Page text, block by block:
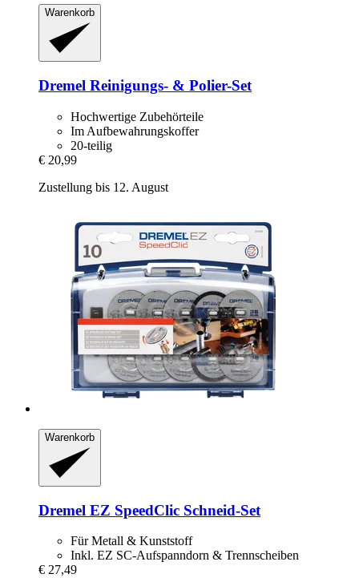
Warenkorb
Dremel Reinigungs-​ & Polier-​Set
Hochwertige Zubehörteile
Im Aufbewahrungskoffer
20-teilig
€ 20,99
Zustellung bis 12. August
Warenkorb
Dremel EZ SpeedClic Schneid-​Set
Für Metall & Kunststoff
Inkl. EZ SC-Aufspanndorn & Trennscheiben
€ 27,49